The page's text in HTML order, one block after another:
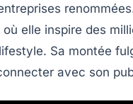
elle inspire des
Sa montée
avec son